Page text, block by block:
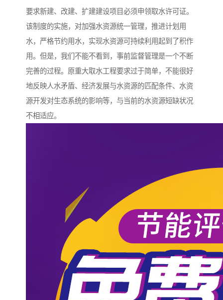
要求新建、改建、扩建建设项目必须申领取水许可证。
该制度的实施，对加强水资源统一管理，推进计划用
水，严格节约用水，实现水资源可持续利用起到了积作
用。但是，我们不能不看到，事前监督管理是一个不断
完善的过程。原重大取水工程要求过于简单，不能很好
地反映人水矛盾、经济发展与水资源的匹配条件、水资
源开发对生态系统的影响等，与当前的水资源短缺状况
不相适应。